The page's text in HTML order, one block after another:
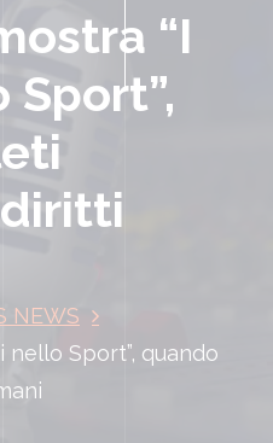
“I
NEWS
nello Sport”, quando